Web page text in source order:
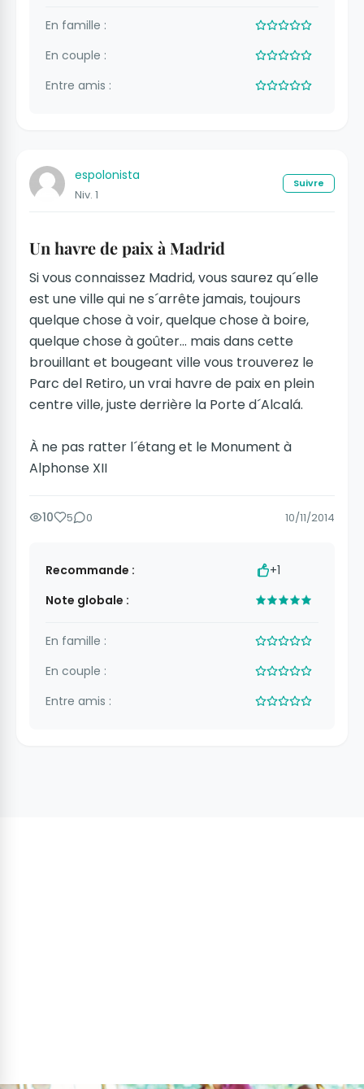
En famille :
En couple :
Entre amis :
espolonista
Niv. 1
Suivre
Un havre de paix à Madrid
Si vous connaissez Madrid, vous saurez qu´elle
est une ville qui ne s´arrête jamais, toujours
quelque chose à voir, quelque chose à boire,
quelque chose à goûter... mais dans cette
brouillant et bougeant ville vous trouverez le
Parc del Retiro, un vrai havre de paix en plein
centre ville, juste derrière la Porte d´Alcalá.
À ne pas ratter l´étang et le Monument à
Alphonse XII
10 5 0 10/11/2014
Recommande :
+1
Note globale :
En famille :
En couple :
Entre amis :